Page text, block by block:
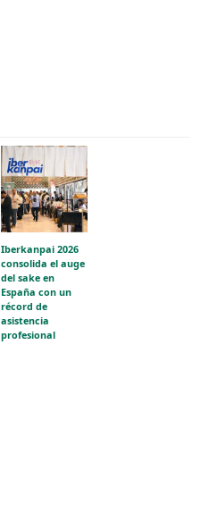
Iberkanpai 2026
consolida el auge
del sake en
España con un
récord de
asistencia
profesional